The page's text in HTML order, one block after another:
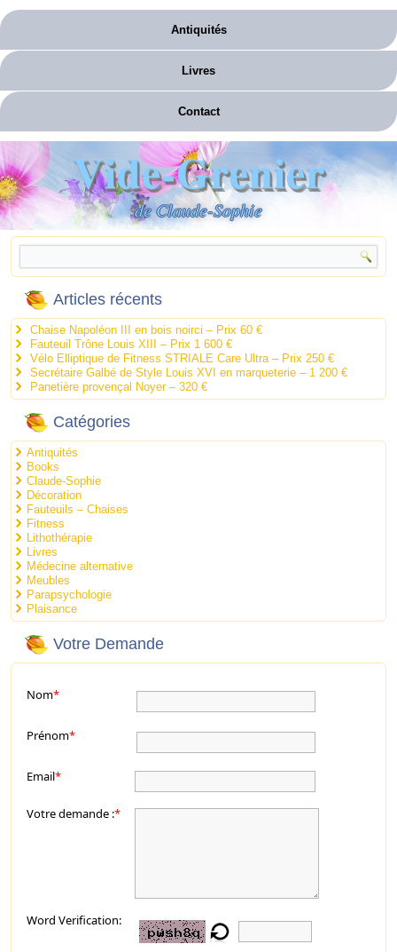
Antiquités
Livres
Contact
Vide-Grenier
de Claude-Sophie
Articles récents
Chaise Napoléon III en bois noirci – Prix 60 €
Fauteuil Trône Louis XIII – Prix 1 600 €
Vélo Elliptique de Fitness STRIALE Care Ultra – Prix 250 €
Secrétaire Galbé de Style Louis XVI en marqueterie – 1 200 €
Panetière provençal Noyer – 320 €
Catégories
Antiquités
Books
Claude-Sophie
Décoration
Fauteuils – Chaises
Fitness
Lithothérapie
Livres
Médecine alternative
Meubles
Parapsychologie
Plaisance
Votre Demande
Nom*
Prénom*
Email*
Votre demande :*
Word Verification: